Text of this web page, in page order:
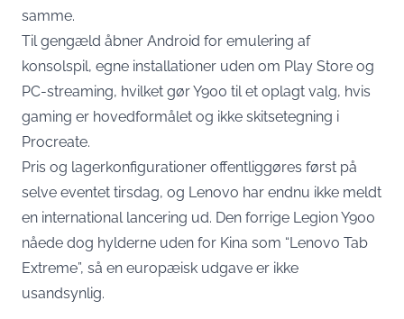
samme.
Til gengæld åbner Android for emulering af
konsolspil, egne installationer uden om Play Store og
PC-streaming, hvilket gør Y900 til et oplagt valg, hvis
gaming er hovedformålet og ikke skitsetegning i
Procreate.
Pris og lagerkonfigurationer offentliggøres først på
selve eventet tirsdag, og Lenovo har endnu ikke meldt
en international lancering ud. Den forrige Legion Y900
nåede dog hylderne uden for Kina som “Lenovo Tab
Extreme”, så en europæisk udgave er ikke
usandsynlig.